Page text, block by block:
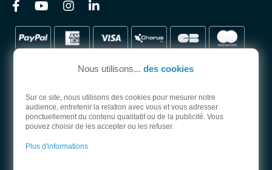
Nous utilisons... des cookies
Sur ce site, nous utilisons des cookies pour mesurer notre
audience, entretenir la relation avec vous et vous adresser
ponctuellement du contenu qualitatif ou de la publicité. Vous
pouvez choisir de les accepter ou les refuser.
Plus d'informations
PARTENAIRE OFFICIEL